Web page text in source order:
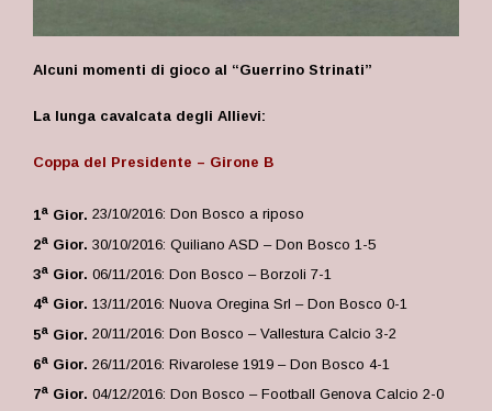
Alcuni momenti di gioco al “Guerrino Strinati”
La lunga cavalcata degli Allievi:
Coppa del Presidente – Girone B
1a Gior. 23/10/2016: Don Bosco a riposo
2a Gior. 30/10/2016: Quiliano ASD – Don Bosco 1-5
3a Gior. 06/11/2016: Don Bosco – Borzoli 7-1
4a Gior. 13/11/2016: Nuova Oregina Srl – Don Bosco 0-1
5a Gior. 20/11/2016: Don Bosco – Vallestura Calcio 3-2
6a Gior. 26/11/2016: Rivarolese 1919 – Don Bosco 4-1
7a Gior. 04/12/2016: Don Bosco – Football Genova Calcio 2-0